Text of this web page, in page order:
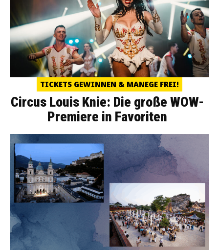
TICKETS GEWINNEN & MANEGE FREI!
Circus Louis Knie: Die große WOW-
Premiere in Favoriten